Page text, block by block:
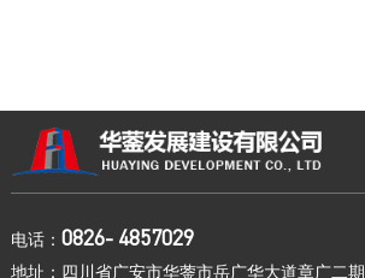
电话： 0826- 4857029
地址：四川省广安市华蓥市岳广华大道章广二期